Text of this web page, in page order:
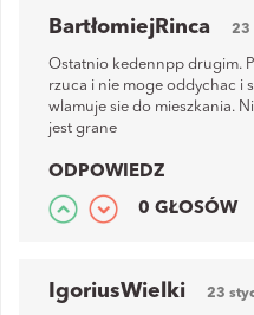
BartłomiejRinca 23
Ostatnio kedennpp drugim.
rzuca i nie moge oddychac i
wlamuje sie do mieszkania.
jest grane
ODPOWIEDZ
0 GŁOSÓW
IgoriusWielki 23